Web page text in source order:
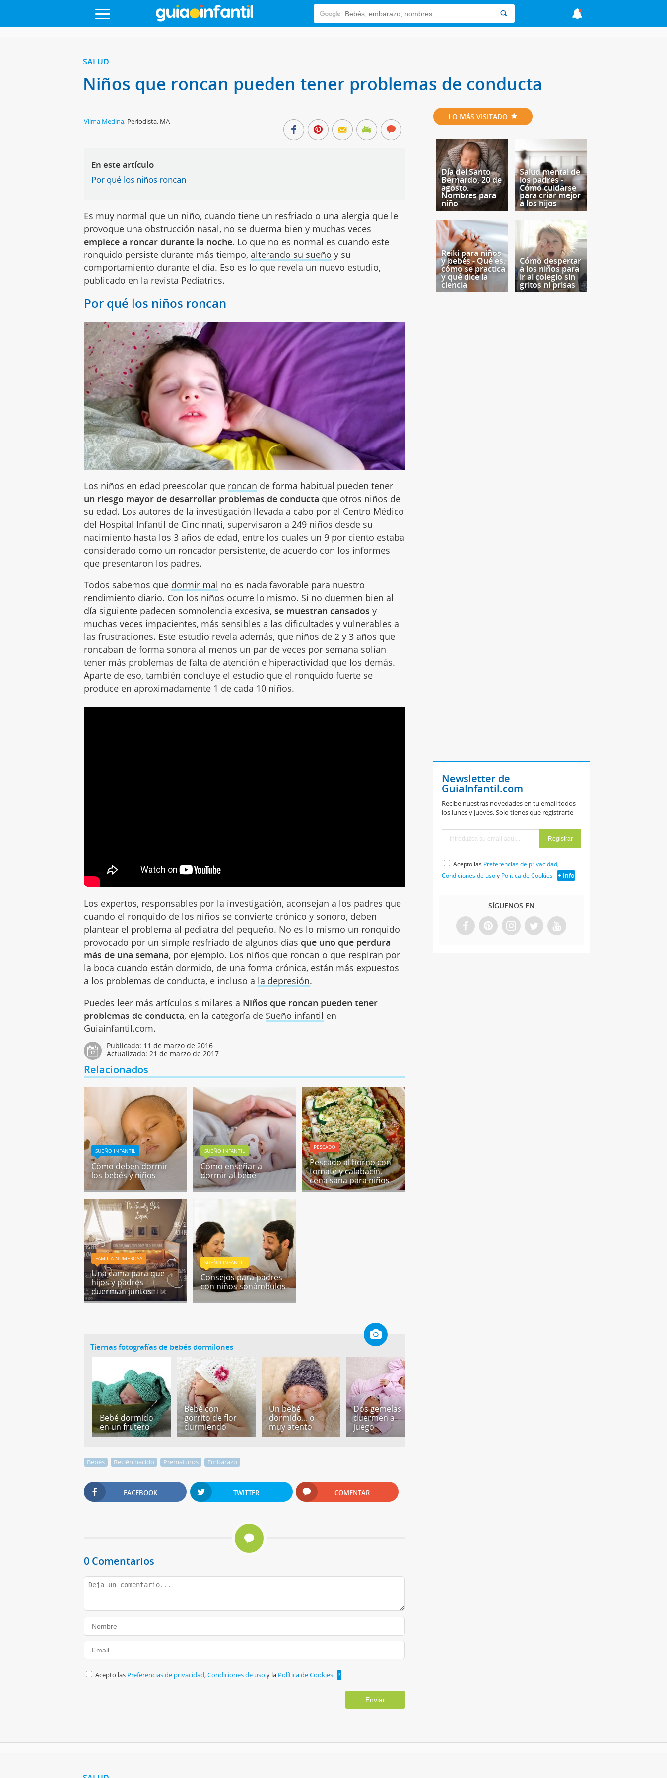
SALUD
Niños que roncan pueden tener problemas de conducta
Vilma Medina, Periodista, MA
En este artículo
Por qué los niños roncan
Es muy normal que un niño, cuando tiene un resfriado o una alergia que le
provoque una obstrucción nasal, no se duerma bien y muchas veces
empiece a roncar durante la noche. Lo que no es normal es cuando este
ronquido persiste durante más tiempo, alterando su sueño y su
comportamiento durante el día. Eso es lo que revela un nuevo estudio,
publicado en la revista Pediatrics.
Por qué los niños roncan
Los niños en edad preescolar que roncan de forma habitual pueden tener
un riesgo mayor de desarrollar problemas de conducta que otros niños de
su edad. Los autores de la investigación llevada a cabo por el Centro Médico
del Hospital Infantil de Cincinnati, supervisaron a 249 niños desde su
nacimiento hasta los 3 años de edad, entre los cuales un 9 por ciento estaba
considerado como un roncador persistente, de acuerdo con los informes
que presentaron los padres.
Todos sabemos que dormir mal no es nada favorable para nuestro
rendimiento diario. Con los niños ocurre lo mismo. Si no duermen bien al
día siguiente padecen somnolencia excesiva,se muestran cansados y
muchas veces impacientes, más sensibles a las dificultades y vulnerables a
las frustraciones. Este estudio revela además, que niños de 2 y 3 años que
roncaban de forma sonora al menos un par de veces por semana solían
tener más problemas de falta de atención e hiperactividad que los demás.
Aparte de eso, también concluye el estudio que el ronquido fuerte se
produce en aproximadamente 1 de cada 10 niños.
Los expertos, responsables por la investigación, aconsejan a los padres que
cuando el ronquido de los niños se convierte crónico y sonoro, deben
plantear el problema al pediatra del pequeño. No es lo mismo un ronquido
provocado por un simple resfriado de algunos días que uno que perdura
más de una semana, por ejemplo. Los niños que roncan o que respiran por
la boca cuando están dormido, de una forma crónica, están más expuestos
a los problemas de conducta, e incluso a la depresión.
Puedes leer más artículos similares a Niños que roncan pueden tener
problemas de conducta, en la categoría de Sueño infantil en
Guiainfantil.com.
Publicado: 11 de marzo de 2016
Actualizado:21 de marzo de 2017
Relacionados
SUEÑO INFANTIL
Cómo deben dormir
los bebés y niños
SUEÑO INFANTIL
Cómo enseñar a
dormir al bebé
PESCADO
Pescado al horno con
tomate y calabacín,
cena sana para niños
FAMILIA NUMEROSA
Una cama para que
hijos y padres
duerman juntos
SUEÑO INFANTIL
Consejos para padres
con niños sonámbulos
Tiernas fotografías de bebés dormilones
Bebé dormido
en un frutero
Bebé con
gorrito de flor
durmiendo
Un bebé
dormido... o
muy atento
Dos gemelas
duermen a
juego
Bebés Recién nacido Prematuros Embarazo
FACEBOOK TWITTER COMENTAR
0 Comentarios
Acepto las Preferencias de privacidad,Condiciones de usoy la Política de Cookies ?
Enviar
LO MÁS VISITADO
Día del Santo
Bernardo, 20 de
agosto.
Nombres para
niño
Salud mental de
los padres -
Cómo cuidarse
para criar mejor
a los hijos
Reiki para niños
y bebés - Qué es,
cómo se practica
y qué dice la
ciencia
Cómo despertar
a los niños para
ir al colegio sin
gritos ni prisas
Newsletter de
GuiaInfantil.com
Recibe nuestras novedades en tu email todos
los lunes y jueves. Solo tienes que registrarte
Acepto las Preferencias de privacidad,
Condiciones de usoy Política de Cookies + Info
SÍGUENOS EN